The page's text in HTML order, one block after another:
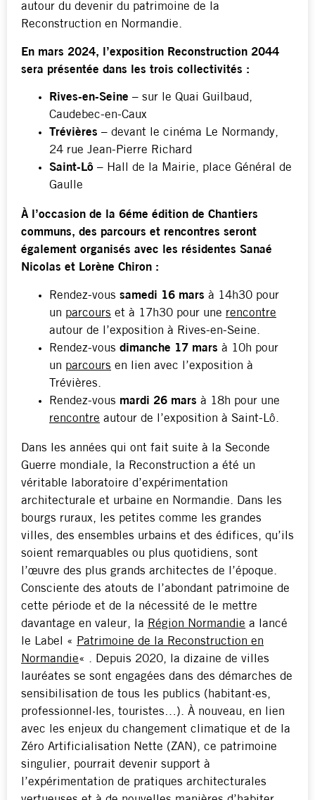
autour du devenir du patrimoine de la
Reconstruction en Normandie.
En mars 2024, l’exposition Reconstruction 2044
sera présentée dans les trois collectivités :
Rives-en-Seine – sur le Quai Guilbaud,
Caudebec-en-Caux
Trévières – devant le cinéma Le Normandy,
24 rue Jean-Pierre Richard
Saint-Lô – Hall de la Mairie, place Général de
Gaulle
À l’occasion de la 6éme édition de Chantiers
communs, des parcours et rencontres seront
également organisés avec les résidentes Sanaé
Nicolas et Lorène Chiron :
Rendez-vous samedi 16 mars à 14h30 pour
un parcours et à 17h30 pour une rencontre
autour de l’exposition à Rives-en-Seine.
Rendez-vous dimanche 17 mars à 10h pour
un parcours en lien avec l’exposition à
Trévières.
Rendez-vous mardi 26 mars à 18h pour une
rencontre autour de l’exposition à Saint-Lô.
Dans les années qui ont fait suite à la Seconde
Guerre mondiale, la Reconstruction a été un
véritable laboratoire d’expérimentation
architecturale et urbaine en Normandie. Dans les
bourgs ruraux, les petites comme les grandes
villes, des ensembles urbains et des édifices, qu’ils
soient remarquables ou plus quotidiens, sont
l’œuvre des plus grands architectes de l’époque.
Consciente des atouts de l’abondant patrimoine de
cette période et de la nécessité de le mettre
davantage en valeur, la Région Normandie a lancé
le Label « Patrimoine de la Reconstruction en
Normandie« . Depuis 2020, la dizaine de villes
lauréates se sont engagées dans des démarches de
sensibilisation de tous les publics (habitant·es,
professionnel·les, touristes…). À nouveau, en lien
avec les enjeux du changement climatique et de la
Zéro Artificialisation Nette (ZAN), ce patrimoine
singulier, pourrait devenir support à
l’expérimentation de pratiques architecturales